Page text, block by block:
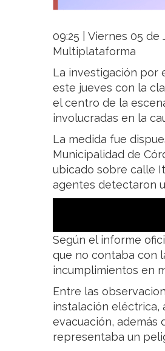
09:25 | Viernes 05 de
Multiplataforma
La investigación por
este jueves con la
el centro de la
involucradas en la
La medida fue
Municipalidad de
ubicado sobre calle
agentes detectaron
Según el informe
que no contaba con
incumplimientos en
Entre las
instalación eléctrica,
evacuación, además
representaba un